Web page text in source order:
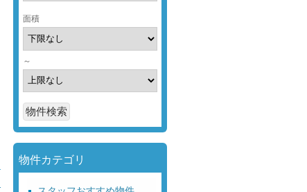
面積
～
物件カテゴリ